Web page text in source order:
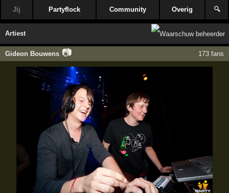
Jij Partyflock Community Overig 🔍
Artiest
Gideon Bouwens 📷 173 fans